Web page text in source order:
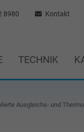
8980 Kontakt
TECHNIK
Ausgleichs- und